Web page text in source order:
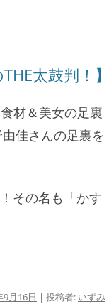
太鼓判！】
材＆美女の足裏
佳さんの足裏を
その名も「かす
9月16日 | 投稿者: いずみ